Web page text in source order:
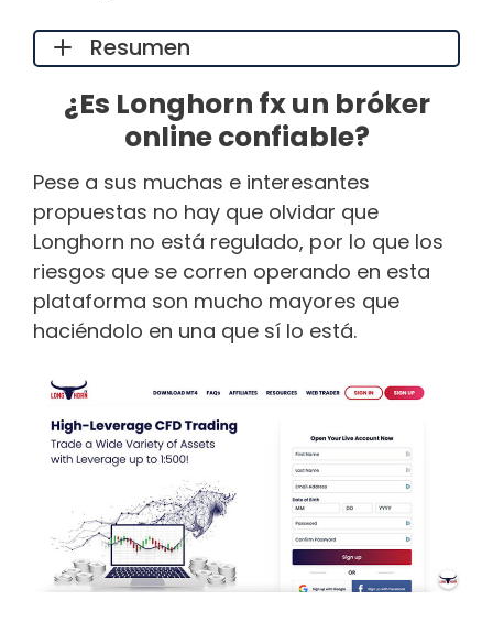
Resumen
¿Es Longhorn fx un bróker
online confiable?
Pese a sus muchas e interesantes
propuestas no hay que olvidar que
Longhorn no está regulado, por lo que los
riesgos que se corren operando en esta
plataforma son mucho mayores que
haciéndolo en una que sí lo está.